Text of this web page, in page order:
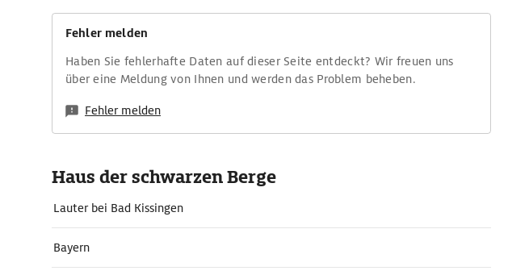
Fehler melden
Haben Sie fehlerhafte Daten auf dieser Seite entdeckt? Wir freuen uns
über eine Meldung von Ihnen und werden das Problem beheben.
Fehler melden
Haus der schwarzen Berge
Lauter bei Bad Kissingen
Bayern